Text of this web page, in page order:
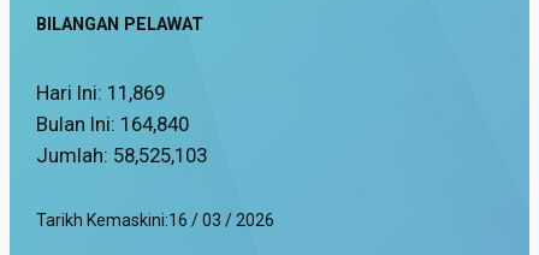
BILANGAN PELAWAT
Hari Ini: 11,869
Bulan Ini: 164,840
Jumlah: 58,525,103
Tarikh Kemaskini:16 / 03 / 2026